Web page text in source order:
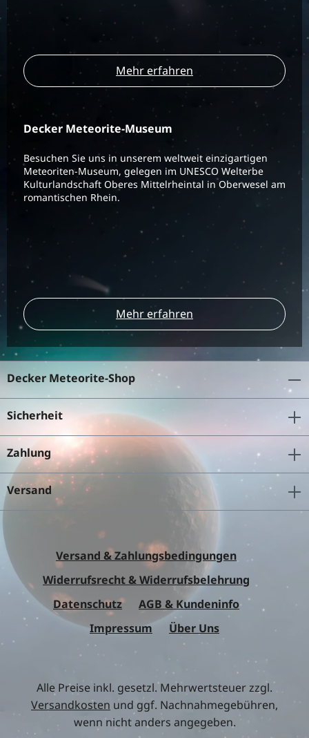
Mehr erfahren
Decker Meteorite-Museum
Besuchen Sie uns in unserem weltweit einzigartigen
Meteoriten-Museum, gelegen im UNESCO Welterbe
Kulturlandschaft Oberes Mittelrheintal in Oberwesel am
romantischen Rhein.
Mehr erfahren
Decker Meteorite-Shop
Sicherheit
Zahlung
Versand
Versand & Zahlungsbedingungen
Widerrufsrecht & Widerrufsbelehrung
Datenschutz
AGB & Kundeninfo
Impressum
Über Uns
Alle Preise inkl. gesetzl. Mehrwertsteuer zzgl.
Versandkosten und ggf. Nachnahmegebühren,
wenn nicht anders angegeben.